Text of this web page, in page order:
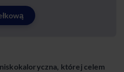
której celem